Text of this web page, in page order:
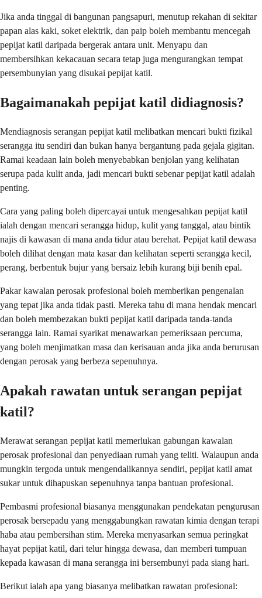
Jika anda tinggal di bangunan pangsapuri, menutup rekahan di sekitar
papan alas kaki, soket elektrik, dan paip boleh membantu mencegah
pepijat katil daripada bergerak antara unit. Menyapu dan
membersihkan kekacauan secara tetap juga mengurangkan tempat
persembunyian yang disukai pepijat katil.
Bagaimanakah pepijat katil didiagnosis?
Mendiagnosis serangan pepijat katil melibatkan mencari bukti fizikal
serangga itu sendiri dan bukan hanya bergantung pada gejala gigitan.
Ramai keadaan lain boleh menyebabkan benjolan yang kelihatan
serupa pada kulit anda, jadi mencari bukti sebenar pepijat katil adalah
penting.
Cara yang paling boleh dipercayai untuk mengesahkan pepijat katil
ialah dengan mencari serangga hidup, kulit yang tanggal, atau bintik
najis di kawasan di mana anda tidur atau berehat. Pepijat katil dewasa
boleh dilihat dengan mata kasar dan kelihatan seperti serangga kecil,
perang, berbentuk bujur yang bersaiz lebih kurang biji benih epal.
Pakar kawalan perosak profesional boleh memberikan pengenalan
yang tepat jika anda tidak pasti. Mereka tahu di mana hendak mencari
dan boleh membezakan bukti pepijat katil daripada tanda-tanda
serangga lain. Ramai syarikat menawarkan pemeriksaan percuma,
yang boleh menjimatkan masa dan kerisauan anda jika anda berurusan
dengan perosak yang berbeza sepenuhnya.
Apakah rawatan untuk serangan pepijat
katil?
Merawat serangan pepijat katil memerlukan gabungan kawalan
perosak profesional dan penyediaan rumah yang teliti. Walaupun anda
mungkin tergoda untuk mengendalikannya sendiri, pepijat katil amat
sukar untuk dihapuskan sepenuhnya tanpa bantuan profesional.
Pembasmi profesional biasanya menggunakan pendekatan pengurusan
perosak bersepadu yang menggabungkan rawatan kimia dengan terapi
haba atau pembersihan stim. Mereka menyasarkan semua peringkat
hayat pepijat katil, dari telur hingga dewasa, dan memberi tumpuan
kepada kawasan di mana serangga ini bersembunyi pada siang hari.
Berikut ialah apa yang biasanya melibatkan rawatan profesional: